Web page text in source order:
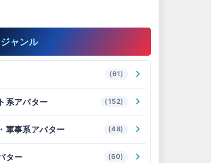
ャンル
(61)
系アバター (152)
軍事系アバター (48)
ター (60)